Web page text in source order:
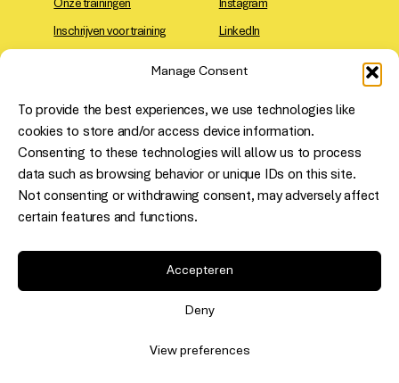
Manage Consent
To provide the best experiences, we use technologies like
cookies to store and/or access device information.
Consenting to these technologies will allow us to process
data such as browsing behavior or unique IDs on this site.
Not consenting or withdrawing consent, may adversely affect
certain features and functions.
Accepteren
Deny
View preferences
Onze trainingen
Inschrijven voor training
Instagram
LinkedIn
VIND ONS
Den Haag
: Saturnusstraat 14,
2516 AH
Rotterdam: Westblaak 5, 3012
KC
Utrecht: Niasstraat 1, 3531 WR
Meld je aan voor onze
partner in SROI.